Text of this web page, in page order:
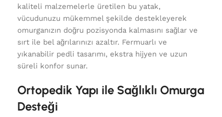
kaliteli malzemelerle üretilen bu yatak,
vücudunuzu mükemmel şekilde destekleyerek
omurganızın doğru pozisyonda kalmasını sağlar ve
sırt ile bel ağrılarınızı azaltır. Fermuarlı ve
yıkanabilir pedli tasarımı, ekstra hijyen ve uzun
süreli konfor sunar.
Ortopedik Yapı ile Sağlıklı Omurga
Desteği